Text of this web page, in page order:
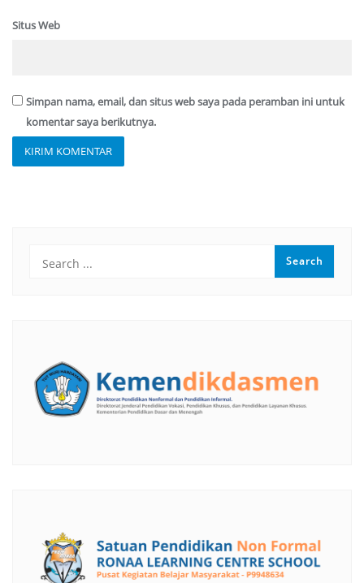
Situs Web
Simpan nama, email, dan situs web saya pada peramban ini untuk
komentar saya berikutnya.